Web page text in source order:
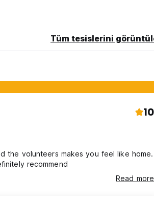
Tüm tesislerini
10
the volunteers makes you feel like home.
recommend
Read more